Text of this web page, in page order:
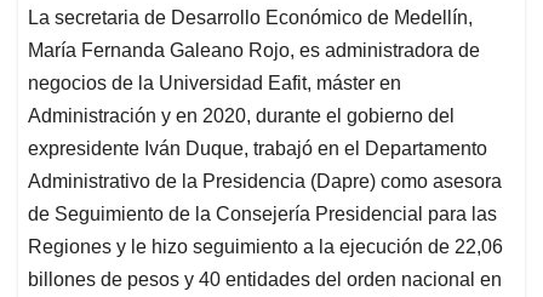
La secretaria de Desarrollo Económico de Medellín,
María Fernanda Galeano Rojo, es administradora de
negocios de la Universidad Eafit, máster en
Administración y en 2020, durante el gobierno del
expresidente Iván Duque, trabajó en el Departamento
Administrativo de la Presidencia (Dapre) como asesora
de Seguimiento de la Consejería Presidencial para las
Regiones y le hizo seguimiento a la ejecución de 22,06
billones de pesos y 40 entidades del orden nacional en